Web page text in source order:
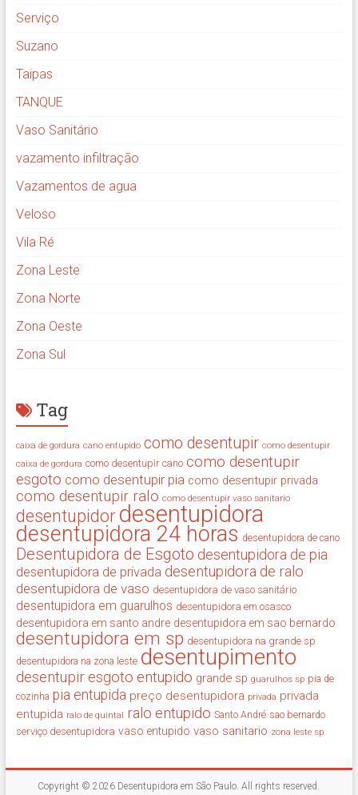
Serviço
Suzano
Taipas
TANQUE
Vaso Sanitário
vazamento infiltração
Vazamentos de agua
Veloso
Vila Ré
Zona Leste
Zona Norte
Zona Oeste
Zona Sul
Tag
caixa de gordura cano entupido como desentupir como desentupir
caixa de gordura como desentupir cano como desentupir
esgoto como desentupir pia como desentupir privada
como desentupir ralo como desentupir vaso sanitario
desentupidor desentupidora
desentupidora 24 horas desentupidora de cano
Desentupidora de Esgoto desentupidora de pia
desentupidora de privada desentupidora de ralo
desentupidora de vaso desentupidora de vaso sanitário
desentupidora em guarulhos desentupidora em osasco
desentupidora em santo andre desentupidora em sao bernardo
desentupidora em sp desentupidora na grande sp
desentupidora na zona leste desentupimento
desentupir esgoto entupido grande sp guarulhos sp pia de
cozinha pia entupida preço desentupidora privada privada
entupida ralo de quintal ralo entupido Santo André sao bernardo
serviço desentupidora vaso entupido vaso sanitario zona leste sp
Copyright © 2026 Desentupidora em São Paulo. All rights reserved.